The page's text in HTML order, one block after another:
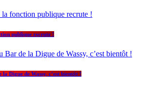
publique recrute !
Digue de Wassy, c’est bientôt !